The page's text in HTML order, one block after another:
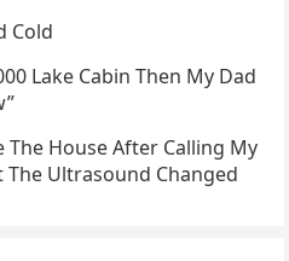
Cold
Lake Cabin Then My Dad
The House After Calling My
Ultrasound Changed